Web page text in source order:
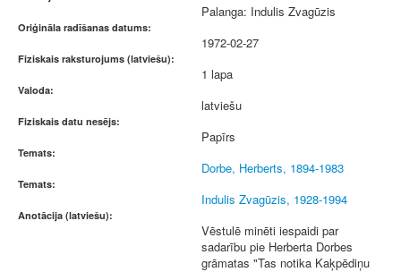
Palanga: Indulis Zvagūzis
Oriģināla radīšanas datums:
1972-02-27
Fiziskais raksturojums (latviešu):
1 lapa
Valoda:
latviešu
Fiziskais datu nesējs:
Papīrs
Temats:
Dorbe, Herberts, 1894-1983
Temats:
Indulis Zvagūzis, 1928-1994
Anotācija (latviešu):
Vēstulē minēti iespaidi par
sadarību pie Herberta Dorbes
grāmatas "Tas notika Kaķpēdiņu